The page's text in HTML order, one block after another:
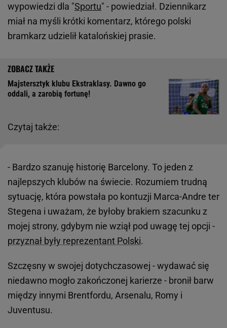
wypowiedzi dla "Sportu" - powiedział. Dziennikarz
miał na myśli krótki komentarz, którego polski
bramkarz udzielił katalońskiej prasie.
Czytaj także:
Majstersztyk klubu Ekstraklasy. Dawno go
oddali, a zarobią fortunę!
- Bardzo szanuję historię Barcelony. To jeden z
najlepszych klubów na świecie. Rozumiem trudną
sytuację, która powstała po kontuzji Marca-Andre ter
Stegena i uważam, że byłoby brakiem szacunku z
mojej strony, gdybym nie wziął pod uwagę tej opcji -
przyznał były reprezentant Polski.
Szczęsny w swojej dotychczasowej - wydawać się
niedawno mogło zakończonej karierze - bronił barw
między innymi Brentfordu, Arsenalu, Romy i
Juventusu.